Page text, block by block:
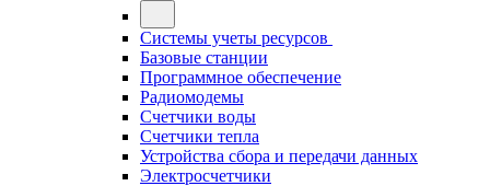
Системы учеты ресурсов
Базовые станции
Программное обеспечение
Радиомодемы
Счетчики воды
Счетчики тепла
Устройства сбора и передачи данных
Электросчетчики